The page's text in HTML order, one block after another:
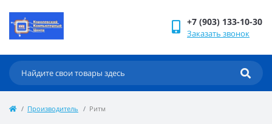
+7 (903) 133-10-30
Заказать звонок
Производитель Ритм